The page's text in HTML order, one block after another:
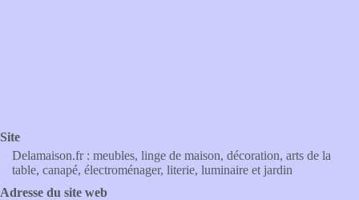
Site
Delamaison.fr : meubles, linge de maison, décoration, arts de la
table, canapé, électroménager, literie, luminaire et jardin
Adresse du site web